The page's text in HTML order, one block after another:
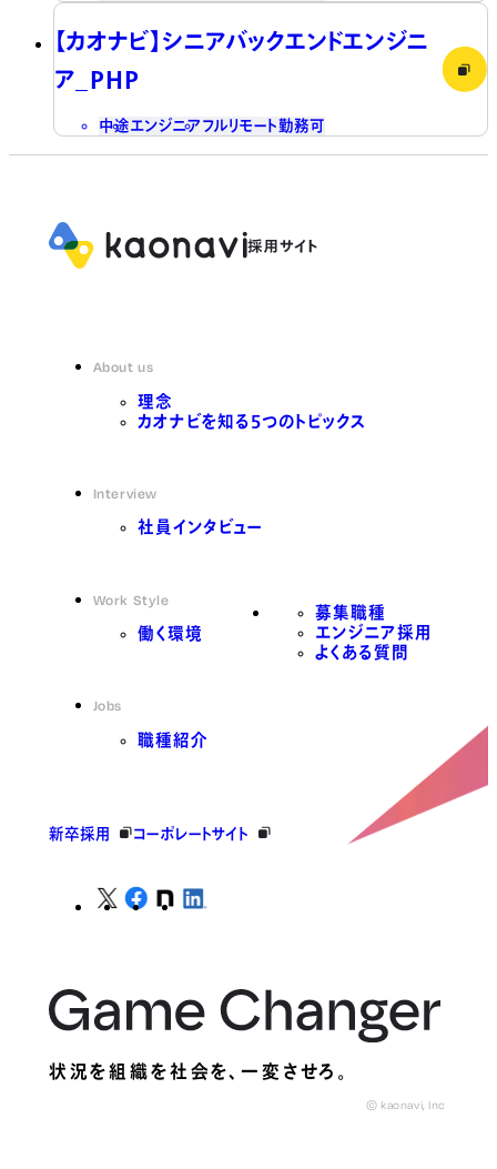
【カオナビ】シニアバックエンドエンジニ
ア_PHP
中途 エンジニア フルリモート勤務可
About us
理念
カオナビを知る5つのトピックス
Interview
社員インタビュー
Work Style
働く環境
Jobs
職種紹介
募集職種
エンジニア採用
よくある質問
新卒採用 コーポレートサイト
状況を組織を社会を、一変させろ。
© kaonavi, Inc